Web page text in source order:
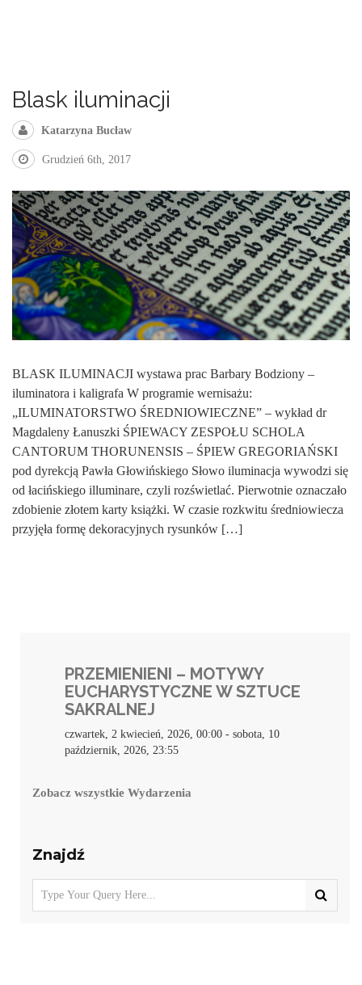
Blask iluminacji
Katarzyna Bucław
Grudzień 6th, 2017
BLASK ILUMINACJI wystawa prac Barbary Bodziony –
iluminatora i kaligrafa W programie wernisażu:
„ILUMINATORSTWO ŚREDNIOWIECZNE” – wykład dr
Magdaleny Łanuszki ŚPIEWACY ZESPOŁU SCHOLA
CANTORUM THORUNENSIS – ŚPIEW GREGORIAŃSKI
pod dyrekcją Pawła Głowińskiego Słowo iluminacja wywodzi się
od łacińskiego illuminare, czyli rozświetlać. Pierwotnie oznaczało
zdobienie złotem karty książki. W czasie rozkwitu średniowiecza
przyjęła formę dekoracyjnych rysunków […]
PRZEMIENIENI – MOTYWY
EUCHARYSTYCZNE W SZTUCE
SAKRALNEJ
czwartek, 2 kwiecień, 2026, 00:00 - sobota, 10
październik, 2026, 23:55
Zobacz wszystkie Wydarzenia
Znajdź